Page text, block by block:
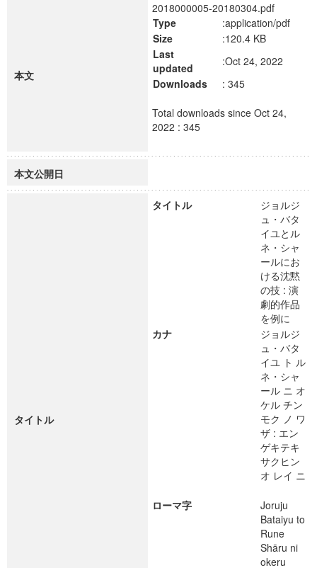
本文
2018000005-20180304.pdf
Type
:application/pdf
Size
:120.4 KB
Last
updated
:Oct 24, 2022
Downloads
: 345
Total downloads since Oct 24,
2022 : 345
本文公開日
タイトル
タイトル
ジョルジ
ュ・バタ
イユとル
ネ・シャ
ールにお
ける沈黙
の技 : 演
劇的作品
を例に
カナ
ジョルジ
ュ・バタ
イユ ト ル
ネ・シャ
ール ニ オ
ケル チン
モク ノ ワ
ザ : エン
ゲキテキ
サクヒン
オ レイ ニ
ローマ字
Joruju
Bataiyu to
Rune
Shāru ni
okeru